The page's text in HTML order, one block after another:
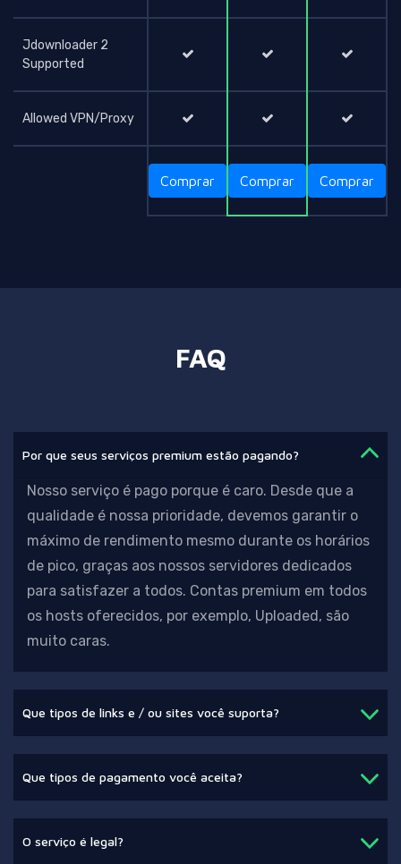
Jdownloader 2
Supported
Allowed VPN/Proxy
Comprar Comprar Comprar
FAQ
Por que seus serviços premium estão pagando?
Nosso serviço é pago porque é caro. Desde que a
qualidade é nossa prioridade, devemos garantir o
máximo de rendimento mesmo durante os horários
de pico, graças aos nossos servidores dedicados
para satisfazer a todos. Contas premium em todos
os hosts oferecidos, por exemplo, Uploaded, são
muito caras.
Que tipos de links e / ou sites você suporta?
Que tipos de pagamento você aceita?
O serviço é legal?